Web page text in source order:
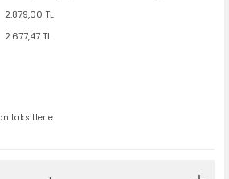
2.879,00 TL
2.677,47 TL
taksitlerle